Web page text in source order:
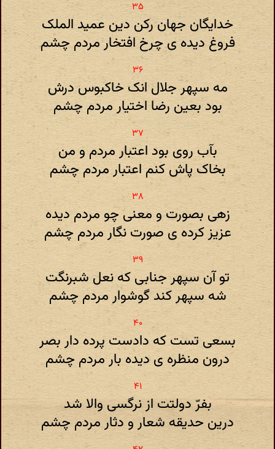
خدایگان جهان رکن دین عمید الملک
فروغ دیده ی چرخ افتخار مردم چشم
مه سپهر جلال انک خاکبوس درش
بود بعین رضا اختیار مردم چشم
بآب روی بود اعتبار مردم و من
بخاک پاش کنم اعتبار مردم چشم
زهی بصورت و معنی چو مردم دیده
عزیز کرده ی صورت نگار مردم چشم
تو آن سپهر جنابی که نعل شبرنگت
شه سپهر کند گوشوار مردم چشم
بسعی تست که دادست پرده دار بصر
درون منظره ی دیده بار مردم چشم
بفرّ دولتت از نرگسی والا شد
درین حدیقه شعار و دثار مردم چشم